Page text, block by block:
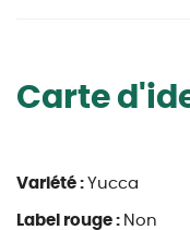
Carte
Variété : Yucca
Label rouge : Non